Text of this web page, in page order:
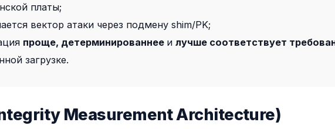
платы;
вектор атаки через подмену shim/PK;
проще, детерминированнее и лучше соответствует
загрузке.
Measurement Architecture)